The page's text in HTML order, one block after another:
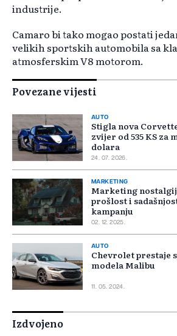
industrije.
Camaro bi tako mogao postati
velikih sportskih automobila sa
atmosferskim V8 motorom.
Povezane vijesti
AUTO
Stigla nova
zvijer od 535 KS za
dolara
24. 07. 2026.
MARKETING
Marketing
prošlost i
kampanju
02. 12. 2025.
AUTO
Chevrolet prestaje
modela Malibu
11. 05. 2024.
Izdvojeno